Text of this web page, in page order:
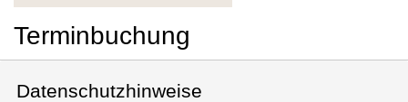
Terminbuchung
Datenschutzhinweise